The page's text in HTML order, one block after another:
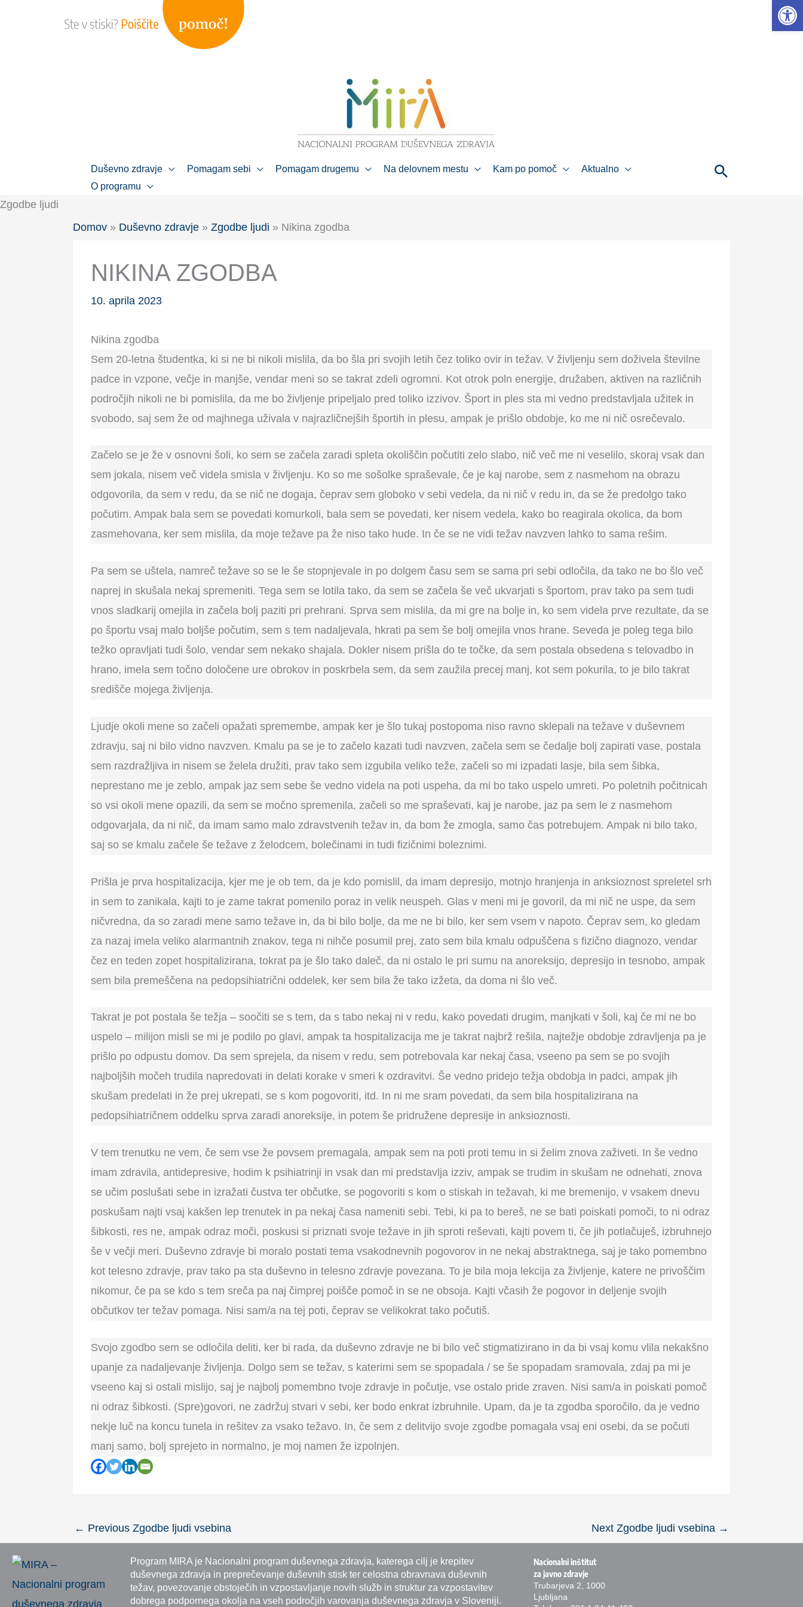
Duševno zdravje Pomagam sebi Pomagam drugemu Na delovnem mestu Kam po pomoč
Aktualno
O programu
Zgodbe ljudi
Domov » Duševno zdravje » Zgodbe ljudi » Nikina zgodba
NIKINA ZGODBA
10. aprila 2023
Nikina zgodba
Sem 20-letna študentka, ki si ne bi nikoli mislila, da bo šla pri svojih letih čez toliko ovir in težav. V življenju sem doživela številne
padce in vzpone, večje in manjše, vendar meni so se takrat zdeli ogromni. Kot otrok poln energije, družaben, aktiven na različnih
področjih nikoli ne bi pomislila, da me bo življenje pripeljalo pred toliko izzivov. Šport in ples sta mi vedno predstavljala užitek in
svobodo, saj sem že od majhnega uživala v najrazličnejših športih in plesu, ampak je prišlo obdobje, ko me ni nič osrečevalo.
Začelo se je že v osnovni šoli, ko sem se začela zaradi spleta okoliščin počutiti zelo slabo, nič več me ni veselilo, skoraj vsak dan
sem jokala, nisem več videla smisla v življenju. Ko so me sošolke spraševale, če je kaj narobe, sem z nasmehom na obrazu
odgovorila, da sem v redu, da se nič ne dogaja, čeprav sem globoko v sebi vedela, da ni nič v redu in, da se že predolgo tako
počutim. Ampak bala sem se povedati komurkoli, bala sem se povedati, ker nisem vedela, kako bo reagirala okolica, da bom
zasmehovana, ker sem mislila, da moje težave pa že niso tako hude. In če se ne vidi težav navzven lahko to sama rešim.
Pa sem se uštela, namreč težave so se le še stopnjevale in po dolgem času sem se sama pri sebi odločila, da tako ne bo šlo več
naprej in skušala nekaj spremeniti. Tega sem se lotila tako, da sem se začela še več ukvarjati s športom, prav tako pa sem tudi
vnos sladkarij omejila in začela bolj paziti pri prehrani. Sprva sem mislila, da mi gre na bolje in, ko sem videla prve rezultate, da se
po športu vsaj malo boljše počutim, sem s tem nadaljevala, hkrati pa sem še bolj omejila vnos hrane. Seveda je poleg tega bilo
težko opravljati tudi šolo, vendar sem nekako shajala. Dokler nisem prišla do te točke, da sem postala obsedena s telovadbo in
hrano, imela sem točno določene ure obrokov in poskrbela sem, da sem zaužila precej manj, kot sem pokurila, to je bilo takrat
središče mojega življenja.
Ljudje okoli mene so začeli opažati spremembe, ampak ker je šlo tukaj postopoma niso ravno sklepali na težave v duševnem
zdravju, saj ni bilo vidno navzven. Kmalu pa se je to začelo kazati tudi navzven, začela sem se čedalje bolj zapirati vase, postala
sem razdražljiva in nisem se želela družiti, prav tako sem izgubila veliko teže, začeli so mi izpadati lasje, bila sem šibka,
neprestano me je zeblo, ampak jaz sem sebe še vedno videla na poti uspeha, da mi bo tako uspelo umreti. Po poletnih počitnicah
so vsi okoli mene opazili, da sem se močno spremenila, začeli so me spraševati, kaj je narobe, jaz pa sem le z nasmehom
odgovarjala, da ni nič, da imam samo malo zdravstvenih težav in, da bom že zmogla, samo čas potrebujem. Ampak ni bilo tako,
saj so se kmalu začele še težave z želodcem, bolečinami in tudi fizičnimi boleznimi.
Prišla je prva hospitalizacija, kjer me je ob tem, da je kdo pomislil, da imam depresijo, motnjo hranjenja in anksioznost spreletel srh
in sem to zanikala, kajti to je zame takrat pomenilo poraz in velik neuspeh. Glas v meni mi je govoril, da mi nič ne uspe, da sem
ničvredna, da so zaradi mene samo težave in, da bi bilo bolje, da me ne bi bilo, ker sem vsem v napoto. Čeprav sem, ko gledam
za nazaj imela veliko alarmantnih znakov, tega ni nihče posumil prej, zato sem bila kmalu odpuščena s fizično diagnozo, vendar
čez en teden zopet hospitalizirana, tokrat pa je šlo tako daleč, da ni ostalo le pri sumu na anoreksijo, depresijo in tesnobo, ampak
sem bila premeščena na pedopsihiatrični oddelek, ker sem bila že tako izžeta, da doma ni šlo več.
Takrat je pot postala še težja – soočiti se s tem, da s tabo nekaj ni v redu, kako povedati drugim, manjkati v šoli, kaj če mi ne bo
uspelo – milijon misli se mi je podilo po glavi, ampak ta hospitalizacija me je takrat najbrž rešila, najtežje obdobje zdravljenja pa je
prišlo po odpustu domov. Da sem sprejela, da nisem v redu, sem potrebovala kar nekaj časa, vseeno pa sem se po svojih
najboljših močeh trudila napredovati in delati korake v smeri k ozdravitvi. Še vedno pridejo težja obdobja in padci, ampak jih
skušam predelati in že prej ukrepati, se s kom pogovoriti, itd. In ni me sram povedati, da sem bila hospitalizirana na
pedopsihiatričnem oddelku sprva zaradi anoreksije, in potem še pridružene depresije in anksioznosti.
V tem trenutku ne vem, če sem vse že povsem premagala, ampak sem na poti proti temu in si želim znova zaživeti. In še vedno
imam zdravila, antidepresive, hodim k psihiatrinji in vsak dan mi predstavlja izziv, ampak se trudim in skušam ne odnehati, znova
se učim poslušati sebe in izražati čustva ter občutke, se pogovoriti s kom o stiskah in težavah, ki me bremenijo, v vsakem dnevu
poskušam najti vsaj kakšen lep trenutek in pa nekaj časa nameniti sebi. Tebi, ki pa to bereš, ne se bati poiskati pomoči, to ni odraz
šibkosti, res ne, ampak odraz moči, poskusi si priznati svoje težave in jih sproti reševati, kajti povem ti, če jih potlačuješ, izbruhnejo
še v večji meri. Duševno zdravje bi moralo postati tema vsakodnevnih pogovorov in ne nekaj abstraktnega, saj je tako pomembno
kot telesno zdravje, prav tako pa sta duševno in telesno zdravje povezana. To je bila moja lekcija za življenje, katere ne privoščim
nikomur, če pa se kdo s tem sreča pa naj čimprej poišče pomoč in se ne obsoja. Kajti včasih že pogovor in deljenje svojih
občutkov ter težav pomaga. Nisi sam/a na tej poti, čeprav se velikokrat tako počutiš.
Svojo zgodbo sem se odločila deliti, ker bi rada, da duševno zdravje ne bi bilo več stigmatizirano in da bi vsaj komu vlila nekakšno
upanje za nadaljevanje življenja. Dolgo sem se težav, s katerimi sem se spopadala / se še spopadam sramovala, zdaj pa mi je
vseeno kaj si ostali mislijo, saj je najbolj pomembno tvoje zdravje in počutje, vse ostalo pride zraven. Nisi sam/a in poiskati pomoč
ni odraz šibkosti. (Spre)govori, ne zadržuj stvari v sebi, ker bodo enkrat izbruhnile. Upam, da je ta zgodba sporočilo, da je vedno
nekje luč na koncu tunela in rešitev za vsako težavo. In, če sem z delitvijo svoje zgodbe pomagala vsaj eni osebi, da se počuti
manj samo, bolj sprejeto in normalno, je moj namen že izpolnjen.
← Previous Zgodbe ljudi vsebina Next Zgodbe ljudi vsebina →
Program MIRA je Nacionalni program duševnega zdravja, katerega cilj je krepitev
duševnega zdravja in preprečevanje duševnih stisk ter celostna obravnava duševnih
težav, povezovanje obstoječih in vzpostavljanje novih služb in struktur za vzpostavitev
dobrega podpornega okolja na vseh področjih varovanja duševnega zdravja v Sloveniji.
Nacionalni inštitut
za javno zdravje
Trubarjeva 2, 1000
Ljubljana